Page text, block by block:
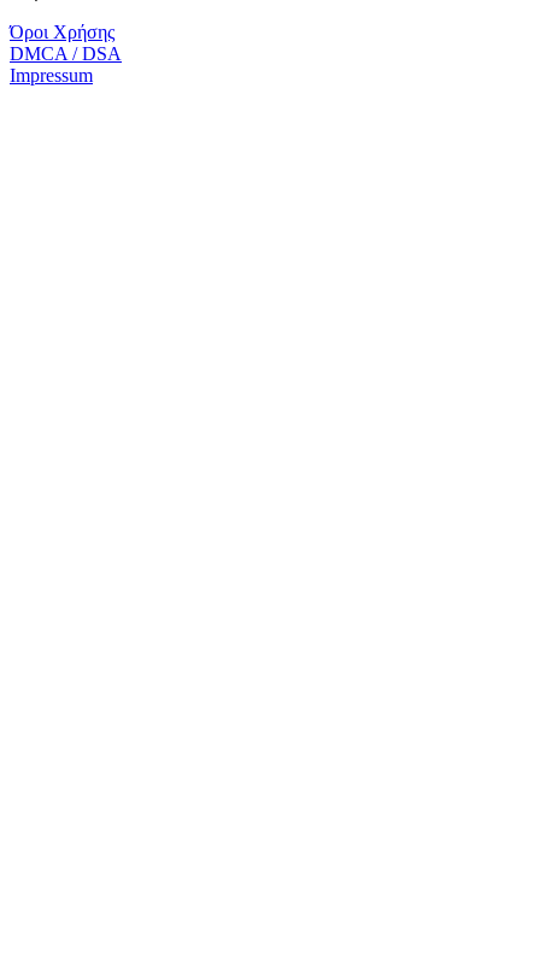
Όροι Χρήσης
DMCA / DSA
Impressum